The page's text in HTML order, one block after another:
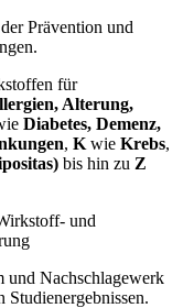
Prävention und
für
Alterung,
Diabetes, Demenz,
, K wie Krebs,
bis hin zu Z
und
und Nachschlagewerk